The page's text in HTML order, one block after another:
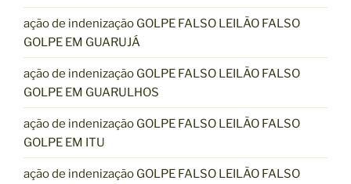
ação de indenização GOLPE FALSO LEILÃO FALSO
GOLPE EM GUARUJÁ
ação de indenização GOLPE FALSO LEILÃO FALSO
GOLPE EM GUARULHOS
ação de indenização GOLPE FALSO LEILÃO FALSO
GOLPE EM ITU
ação de indenização GOLPE FALSO LEILÃO FALSO